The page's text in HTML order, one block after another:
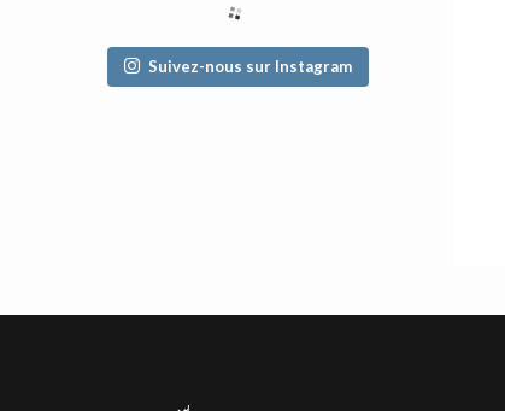
Suivez-nous sur Instagram